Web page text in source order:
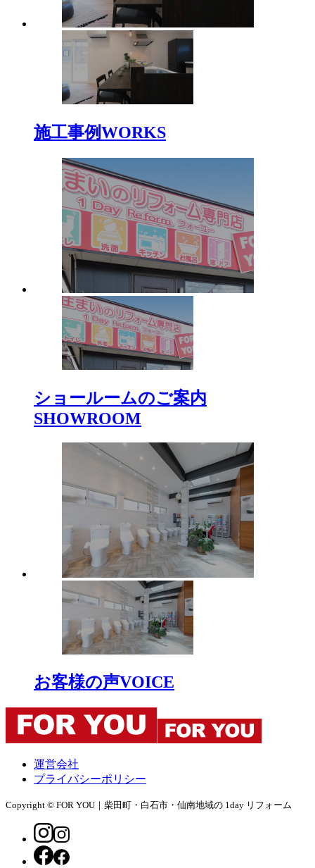
施工事例WORKS
ショールームのご案内
SHOWROOM
お客様の声VOICE
運営会社
プライバシーポリシー
Copyright © FOR YOU｜柴田町・白石市・仙南地域の 1day リフォーム